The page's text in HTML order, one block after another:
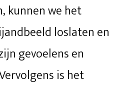
kunnen we het
loslaten en
gevoelens en
is het